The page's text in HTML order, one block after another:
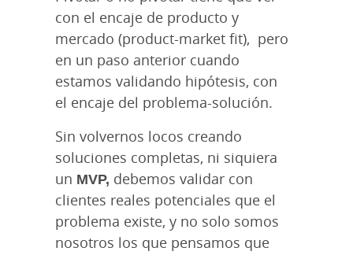
con el encaje de producto y
mercado (product-market fit), pero
en un paso anterior cuando
estamos validando hipótesis, con
el encaje del problema-solución.
Sin volvernos locos creando
soluciones completas, ni siquiera
un MVP, debemos validar con
clientes reales potenciales que el
problema existe, y no solo somos
nosotros los que pensamos que